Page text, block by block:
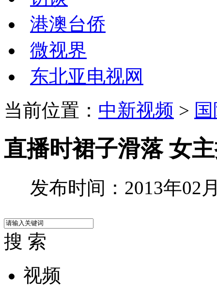
港澳台侨
微视界
东北亚电视网
当前位置： 中新视频 >
直播时裙子滑落 女
发布时间：2013年02
搜 索
视频